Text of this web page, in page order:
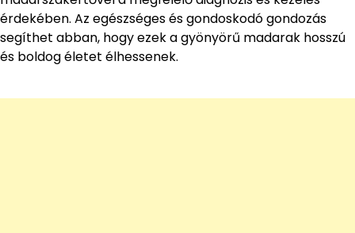
érdekében. Az egészséges és gondoskodó gondozás
segíthet abban, hogy ezek a gyönyörű madarak hosszú
és boldog életet élhessenek.